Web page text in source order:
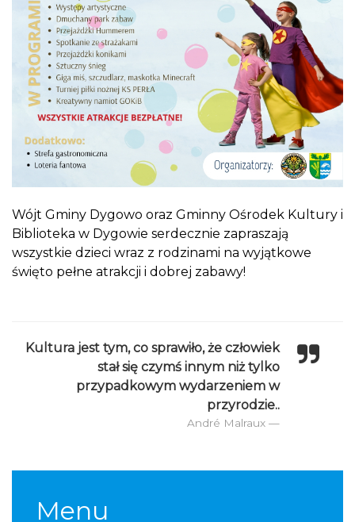
Wójt Gminy Dygowo oraz Gminny Ośrodek Kultury i
Biblioteka w Dygowie serdecznie zapraszają
wszystkie dzieci wraz z rodzinami na wyjątkowe
święto pełne atrakcji i dobrej zabawy!
Kultura jest tym, co sprawiło, że człowiek
stał się czymś innym niż tylko
przypadkowym wydarzeniem w
przyrodzie..
André Malraux
Menu